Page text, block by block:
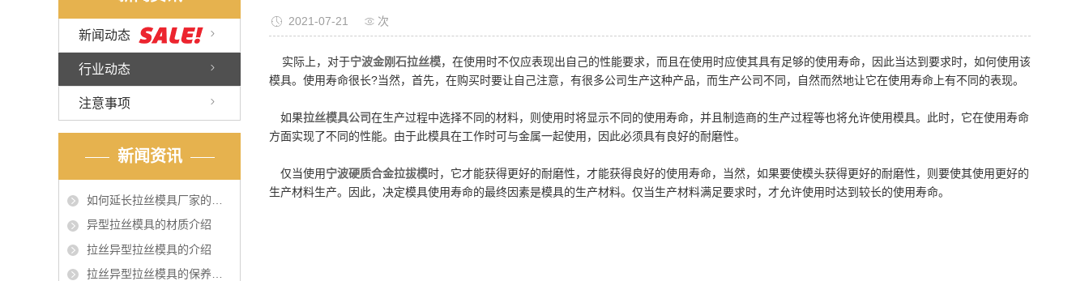
新闻动态
行业动态
注意事项
新闻资讯
如何延长拉丝模具厂家的使用寿命
异型拉丝模具的材质介绍
拉丝异型拉丝模具的介绍
拉丝异型拉丝模具的保养和维护
2021-07-21 次
实际上，对于宁波金刚石拉丝模，在使用时不仅应表现出自己的性能要求，而且在使用时应使其具有足够的使用寿命，因此当达到要求时，如何使用该
模具。使用寿命很长?当然，首先，在购买时要让自己注意，有很多公司生产这种产品，而生产公司不同，自然而然地让它在使用寿命上有不同的表现。
如果拉丝模具公司在生产过程中选择不同的材料，则使用时将显示不同的使用寿命，并且制造商的生产过程等也将允许使用模具。此时，它在使用寿命
方面实现了不同的性能。由于此模具在工作时可与金属一起使用，因此必须具有良好的耐磨性。
仅当使用宁波硬质合金拉拔模时，它才能获得更好的耐磨性，才能获得良好的使用寿命，当然，如果要使模头获得更好的耐磨性，则要使其使用更好的
生产材料生产。因此，决定模具使用寿命的最终因素是模具的生产材料。仅当生产材料满足要求时，才允许使用时达到较长的使用寿命。